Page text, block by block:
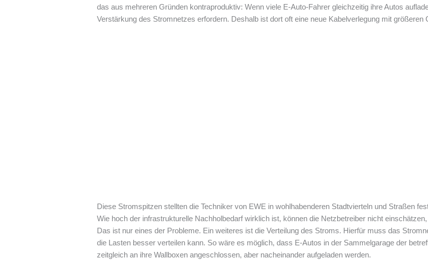
das aus mehreren Gründen kontraproduktiv: Wenn viele E-Auto-Fahrer gleichzeitig ihre Autos
Verstärkung des Stromnetzes erfordern. Deshalb ist dort oft eine neue Kabelverlegung mit größeren
Diese Stromspitzen stellten die Techniker von EWE in wohlhabenderen Stadtvierteln und Straßen
Wie hoch der infrastrukturelle Nachholbedarf wirklich ist, können die Netzbetreiber nicht
Das ist nur eines der Probleme. Ein weiteres ist die Verteilung des Stroms. Hierfür muss das
die Lasten besser verteilen kann. So wäre es möglich, dass E-Autos in der Sammelgarage der
zeitgleich an ihre Wallboxen angeschlossen, aber nacheinander aufgeladen werden.